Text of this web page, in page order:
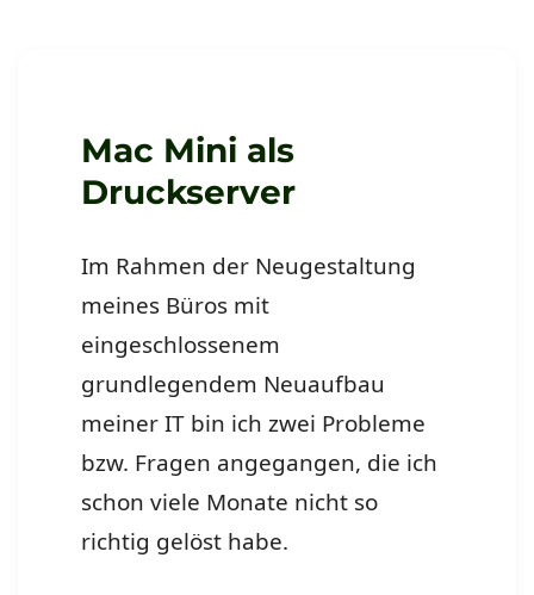
Mac Mini als
Druckserver
Im Rahmen der Neugestaltung
meines Büros mit
eingeschlossenem
grundlegendem Neuaufbau
meiner IT bin ich zwei Probleme
bzw. Fragen angegangen, die ich
schon viele Monate nicht so
richtig gelöst habe.